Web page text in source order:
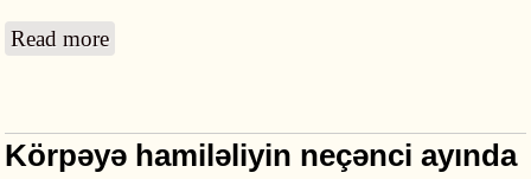
Read more
Körpəyə hamiləliyin neçənci ayında